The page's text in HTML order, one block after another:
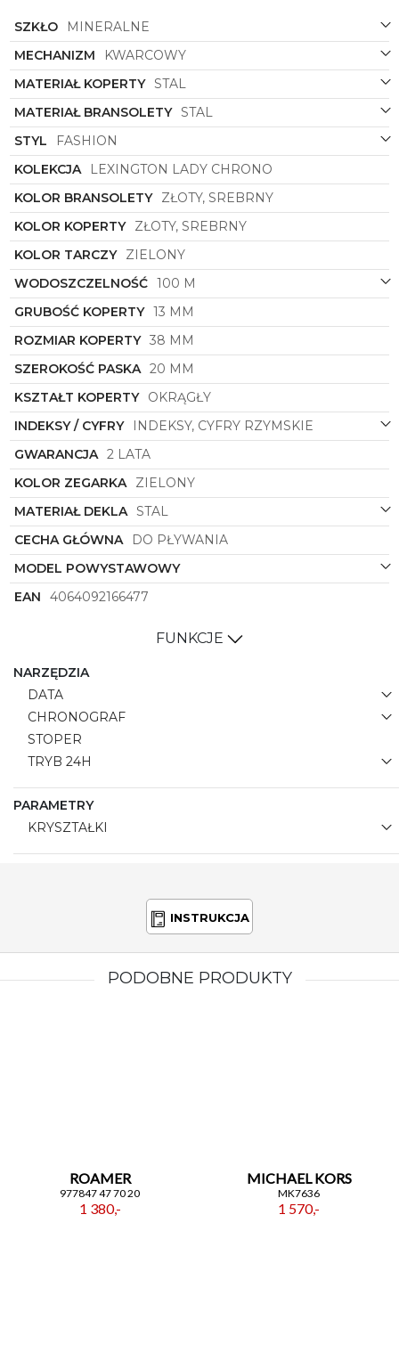
SZKŁO
MINERALNE
MECHANIZM
KWARCOWY
MATERIAŁ KOPERTY STAL
MATERIAŁ BRANSOLETY STAL
STYL
FASHION
KOLEKCJA
LEXINGTON LADY CHRONO
KOLOR BRANSOLETY ZŁOTY, SREBRNY
KOLOR KOPERTY ZŁOTY, SREBRNY
KOLOR TARCZY ZIELONY
WODOSZCZELNOŚĆ 100 M
GRUBOŚĆ KOPERTY 13 MM
ROZMIAR KOPERTY 38 MM
SZEROKOŚĆ PASKA 20 MM
KSZTAŁT KOPERTY OKRĄGŁY
INDEKSY / CYFRY
INDEKSY, CYFRY RZYMSKIE
GWARANCJA 2 LATA
KOLOR ZEGARKA ZIELONY
MATERIAŁ DEKLA STAL
CECHA GŁÓWNA
DO PŁYWANIA
MODEL POWYSTAWOWY
EAN
4064092166477
FUNKCJE
NARZĘDZIA
DATA
CHRONOGRAF
STOPER
TRYB 24H
PARAMETRY
KRYSZTAŁKI
INSTRUKCJA
PODOBNE PRODUKTY
ROAMER
977847 47 70 20
1 380,-
MICHAEL KORS
MK7636
1 570,-